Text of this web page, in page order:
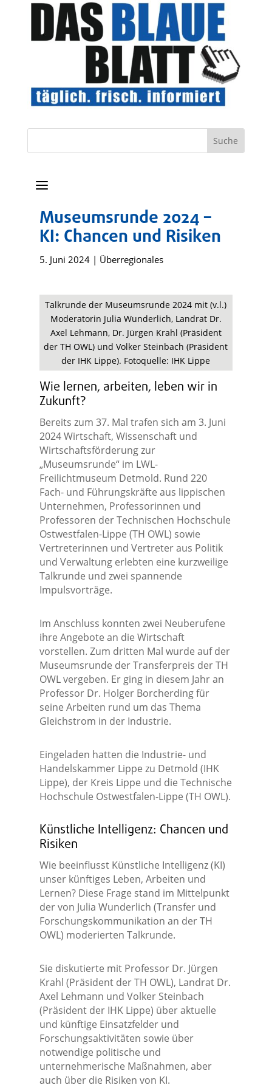
a
Museumsrunde 2024 –
KI: Chancen und Risiken
5. Juni 2024| Überregionales
Talkrunde der Museumsrunde 2024 mit (v.l.)
Moderatorin Julia Wunderlich, Landrat Dr.
Axel Lehmann, Dr. Jürgen Krahl (Präsident
der TH OWL) und Volker Steinbach (Präsident
der IHK Lippe). Fotoquelle: IHK Lippe
Wie lernen, arbeiten, leben wir in
Zukunft?
Bereits zum 37. Mal trafen sich am 3. Juni
2024 Wirtschaft, Wissenschaft und
Wirtschaftsförderung zur
„Museumsrunde“ im LWL-
Freilichtmuseum Detmold. Rund 220
Fach- und Führungskräfte aus lippischen
Unternehmen, Professorinnen und
Professoren der Technischen Hochschule
Ostwestfalen-Lippe (TH OWL) sowie
Vertreterinnen und Vertreter aus Politik
und Verwaltung erlebten eine kurzweilige
Talkrunde und zwei spannende
Impulsvorträge.
Im Anschluss konnten zwei Neuberufene
ihre Angebote an die Wirtschaft
vorstellen. Zum dritten Mal wurde auf der
Museumsrunde der Transferpreis der TH
OWL vergeben. Er ging in diesem Jahr an
Professor Dr. Holger Borcherding für
seine Arbeiten rund um das Thema
Gleichstrom in der Industrie.
Eingeladen hatten die Industrie- und
Handelskammer Lippe zu Detmold (IHK
Lippe), der Kreis Lippe und die Technische
Hochschule Ostwestfalen-Lippe (TH OWL).
Künstliche Intelligenz: Chancen und
Risiken
Wie beeinflusst Künstliche Intelligenz (KI)
unser künftiges Leben, Arbeiten und
Lernen? Diese Frage stand im Mittelpunkt
der von Julia Wunderlich (Transfer und
Forschungskommunikation an der TH
OWL) moderierten Talkrunde.
Sie diskutierte mit Professor Dr. Jürgen
Krahl (Präsident der TH OWL), Landrat Dr.
Axel Lehmann und Volker Steinbach
(Präsident der IHK Lippe) über aktuelle
und künftige Einsatzfelder und
Forschungsaktivitäten sowie über
notwendige politische und
unternehmerische Maßnahmen, aber
auch über die Risiken von KI.